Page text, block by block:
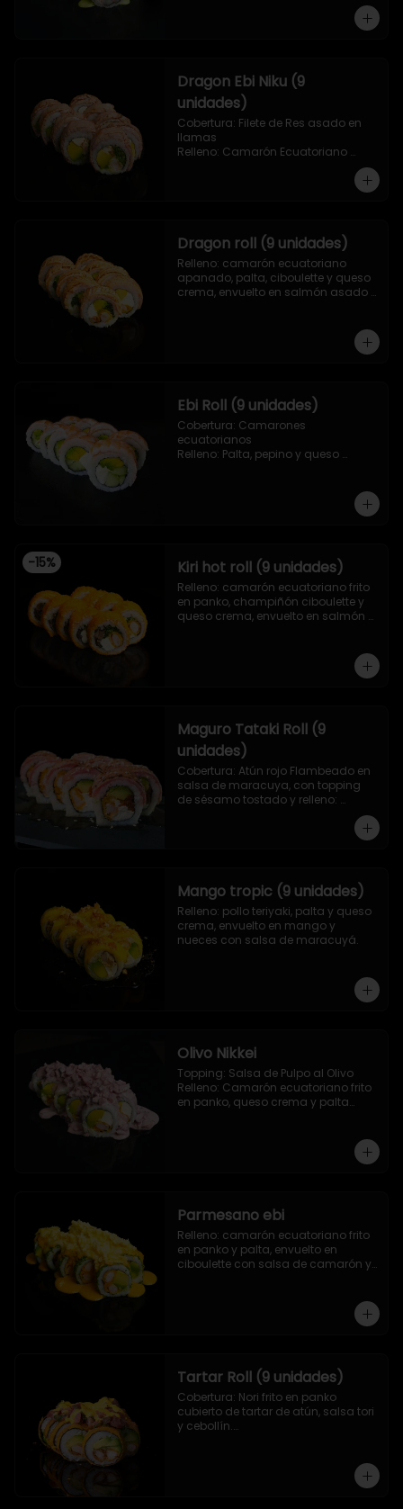
Dragon Ebi Niku (9
unidades)
Cobertura: Filete de Res asado en
llamas
Relleno: Camarón Ecuatoriano
Dragon roll (9 unidades)
Relleno: camarón ecuatoriano
apanado, palta, ciboulette y queso
crema, envuelto en salmón asado
Ebi Roll (9 unidades)
Cobertura: Camarones
ecuatorianos
Relleno: Palta, pepino y queso
-15% Kiri hot roll (9 unidades)
Relleno: camarón ecuatoriano frito
en panko, champiñón ciboulette y
queso crema, envuelto en salmón
Maguro Tataki Roll (9
unidades)
Cobertura: Atún rojo Flambeado en
salsa de maracuya, con topping
de sésamo tostado y relleno:
Camarón ecuatoriano apanado,
Mango tropic (9 unidades)
Relleno: pollo teriyaki, palta y queso
crema, envuelto en mango y
nueces con salsa de maracuyá.
Olivo Nikkei
Topping: Salsa de Pulpo al Olivo
Relleno: Camarón ecuatoriano frito
en panko, queso crema y palta
Parmesano ebi
Relleno: camarón ecuatoriano frito
en panko y palta, envuelto en
ciboulette con salsa de camarón y
Tartar Roll (9 unidades)
Cobertura: Nori frito en panko
cubierto de tartar de atún, salsa tori
y cebollín.